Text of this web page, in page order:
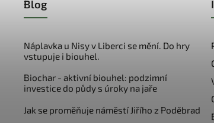
Blog
Náplavka u Nisy v Liberci se mění. Do hry
vstupuje i biouhel.
Biochar - aktivní biouhel: podzimní
investice do půdy s úroky na jaře
Jak se proměňuje náměstí Jiřího z Poděbrad